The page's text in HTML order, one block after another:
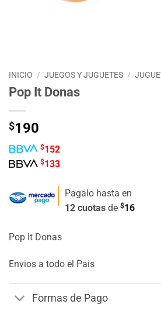
INICIO / JUEGOS Y JUGUETES /
Pop It Donas
$190
$152
$133
Pagalo hasta en
12 cuotas de $16
Pop It Donas
Envios a todo el Pais
Formas de Pago